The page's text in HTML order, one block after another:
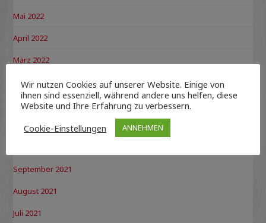
Mai 2022
April 2022
März 2022
Februar 2022
Dezember 2021
November 2021
September 2021
August 2021
Juli 2021
Wir nutzen Cookies auf unserer Website. Einige von
ihnen sind essenziell, während andere uns helfen, diese
Website und Ihre Erfahrung zu verbessern.
Cookie-Einstellungen
ANNEHMEN